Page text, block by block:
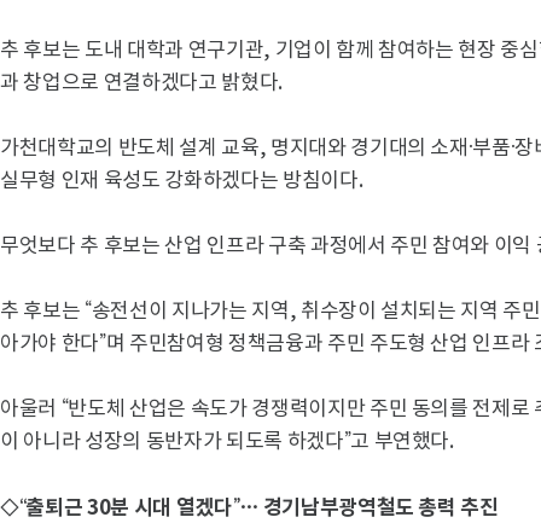
추 후보는 도내 대학과 연구기관, 기업이 함께 참여하는 현장 중
과 창업으로 연결하겠다고 밝혔다.
가천대학교의 반도체 설계 교육, 명지대와 경기대의 소재·부품·
실무형 인재 육성도 강화하겠다는 방침이다.
무엇보다 추 후보는 산업 인프라 구축 과정에서 주민 참여와 이익
추 후보는 “송전선이 지나가는 지역, 취수장이 설치되는 지역 주
아가야 한다”며 주민참여형 정책금융과 주민 주도형 산업 인프라
아울러 “반도체 산업은 속도가 경쟁력이지만 주민 동의를 전제로
이 아니라 성장의 동반자가 되도록 하겠다”고 부연했다.
◇“출퇴근 30분 시대 열겠다”… 경기남부광역철도 총력 추진